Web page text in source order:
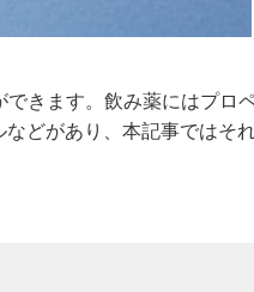
きます。飲み薬にはプロ
どがあり、本記事ではそ